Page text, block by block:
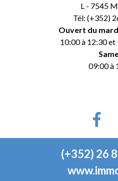
L - 7545
Tél: (+352)
Ouvert du
10:00 à 12:30
09:00 à
(+352) 26